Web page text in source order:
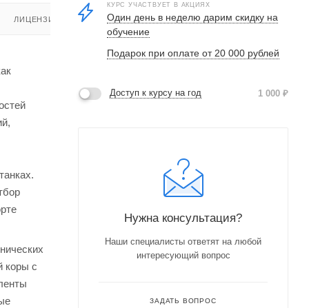
ЛИЦЕНЗИЯ
коры с
КУРС УЧАСТВУЕТ В АКЦИЯХ
Один день в неделю дарим скидку на
обучение
Подарок при оплате от 20 000 рублей
Доступ к курсу на год 1 000 ₽
Нужна консультация?
Наши специалисты ответят на любой
интересующий вопрос
ЗАДАТЬ ВОПРОС